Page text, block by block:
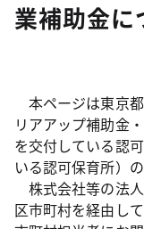
業補助金に
本ページは東京
リアアップ補助金
を交付している認
いる認可保育所）
株式会社等の法
区市町村を経由し